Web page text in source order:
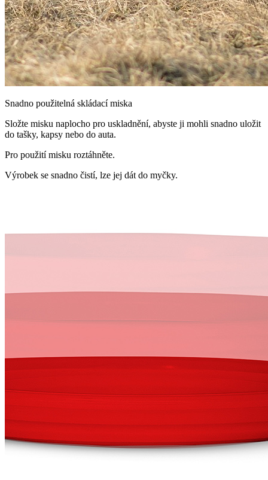
Snadno použitelná skládací miska
Složte misku naplocho pro uskladnění, abyste ji mohli snadno uložit
do tašky, kapsy nebo do auta.
Pro použití misku roztáhněte.
Výrobek se snadno čistí, lze jej dát do myčky.